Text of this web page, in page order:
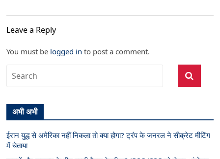
Leave a Reply
You must be logged in to post a comment.
अभी अभी
ईरान युद्ध से अमेरिका नहीं निकला तो क्या होगा? ट्रंप के जनरल ने सीक्रेट मीटिंग
में चेताया